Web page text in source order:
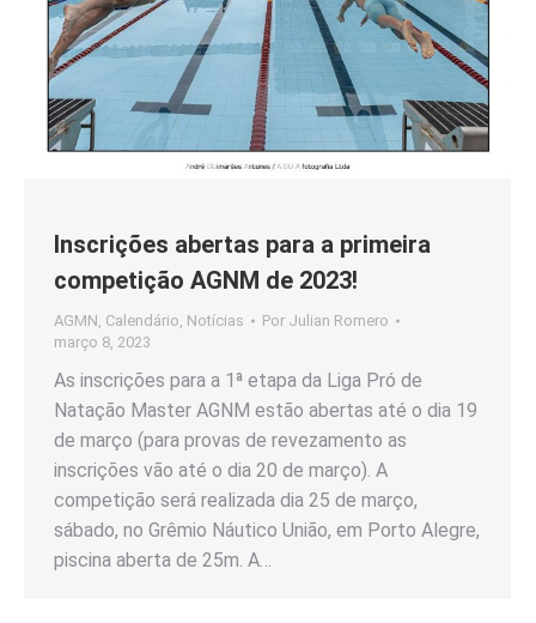
Inscrições abertas para a primeira
competição AGNM de 2023!
AGMN Calendário Notícias Por Julian Romero
março 8, 2023
As inscrições para a 1ª etapa da Liga Pró de
Natação Master AGNM estão abertas até o dia 19
de março (para provas de revezamento as
inscrições vão até o dia 20 de março). A
competição será realizada dia 25 de março,
sábado, no Grêmio Náutico União, em Porto Alegre,
piscina aberta de 25m. A…